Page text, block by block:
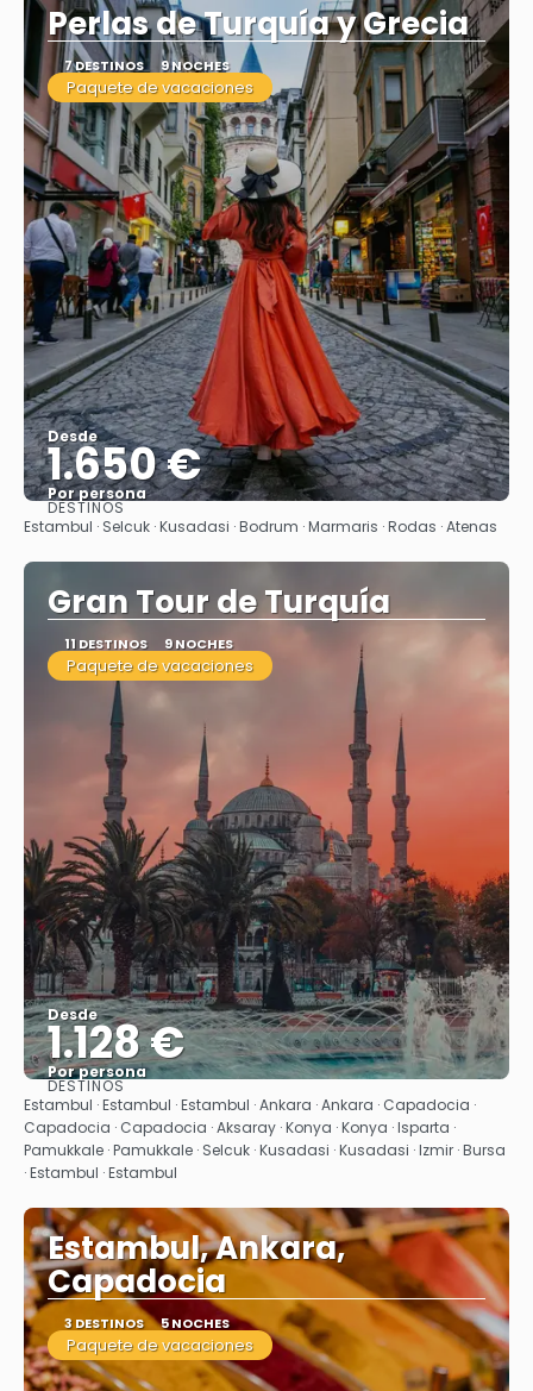
Perlas de Turquía y Grecia
7 DESTINOS 9 NOCHES
Paquete de vacaciones
Desde
1.650 €
Por persona
Ver
DESTINOS
Estambul · Selcuk · Kusadasi · Bodrum · Marmaris · Rodas · Atenas
Gran Tour de Turquía
11 DESTINOS 9 NOCHES
Paquete de vacaciones
Desde
1.128 €
Por persona
Ver
DESTINOS
Estambul · Estambul · Estambul · Ankara · Ankara · Capadocia ·
Capadocia · Capadocia · Aksaray · Konya · Konya · Isparta ·
Pamukkale · Pamukkale · Selcuk · Kusadasi · Kusadasi · Izmir · Bursa
· Estambul · Estambul
Estambul, Ankara,
Capadocia
3 DESTINOS 5 NOCHES
Paquete de vacaciones